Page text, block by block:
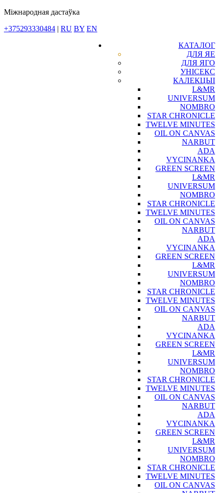
Міжнародная дастаўка
+375293330484 | RU BY EN
КАТАЛОГ
ДЛЯ ЯЕ
ДЛЯ ЯГО
УНІСЕКС
КАЛЕКЦЫІ
L&MR
UNIVERSUM
NOMBRO
STAR CHRONICLE
TWELVE MINUTES
OIL ON CANVAS
NARBUT
ADA
VYCINANKA
GREEN SCREEN
L&MR
UNIVERSUM
NOMBRO
STAR CHRONICLE
TWELVE MINUTES
OIL ON CANVAS
NARBUT
ADA
VYCINANKA
GREEN SCREEN
L&MR
UNIVERSUM
NOMBRO
STAR CHRONICLE
TWELVE MINUTES
OIL ON CANVAS
NARBUT
ADA
VYCINANKA
GREEN SCREEN
L&MR
UNIVERSUM
NOMBRO
STAR CHRONICLE
TWELVE MINUTES
OIL ON CANVAS
NARBUT
ADA
VYCINANKA
GREEN SCREEN
L&MR
UNIVERSUM
NOMBRO
STAR CHRONICLE
TWELVE MINUTES
OIL ON CANVAS